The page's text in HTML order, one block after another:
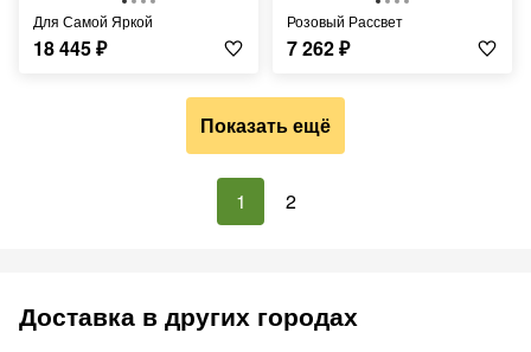
Для Самой Яркой
18 445₽
Розовый Рассвет
7 262₽
Показать ещё
1 2
Доставка в других городах